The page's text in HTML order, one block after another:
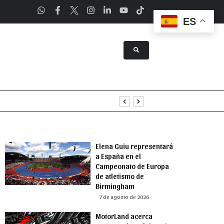
Elena Guiu representará
a España en el
Campeonato de Europa
de atletismo de
Birmingham
7 de agosto de 2026
MotorLand acerca
ES